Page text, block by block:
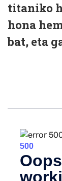
titaniko
hona
bat, eta